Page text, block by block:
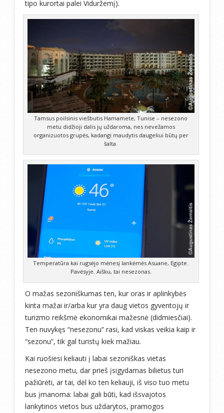
tipo kurortai palei Viduržemį).
Tamsus poilsinis viešbutis Hamamete, Tunise – nesezono
metu didžioji dalis jų uždaroma, nes nevežamos
organizuotos grupės, kadangi maudytis daugeliui būtų per
šalta.
Temperatūra kai rugsėjo mėnesį lankėmės Asuane, Egipte.
Pavėsyje. Aišku, tai nesezonas.
O mažas sezoniškumas ten, kur oras ir aplinkybės
kinta mažai ir/arba kur yra daug vietos gyventojų ir
turizmo reikšmė ekonomikai mažesnė (didmiesčiai).
Ten nuvykęs “nesezonu” rasi, kad viskas veikia kaip ir
“sezonu”, tik gal turistų kiek mažiau.
Kai ruošiesi keliauti į labai sezoniškas vietas
nesezono metu, dar prieš įsigydamas bilietus turi
pažiūrėti, ar tai, dėl ko ten keliauji, iš viso tuo metu
bus įmanoma: labai gali būti, kad išsvajotos
lankytinos vietos bus uždarytos, pramogos